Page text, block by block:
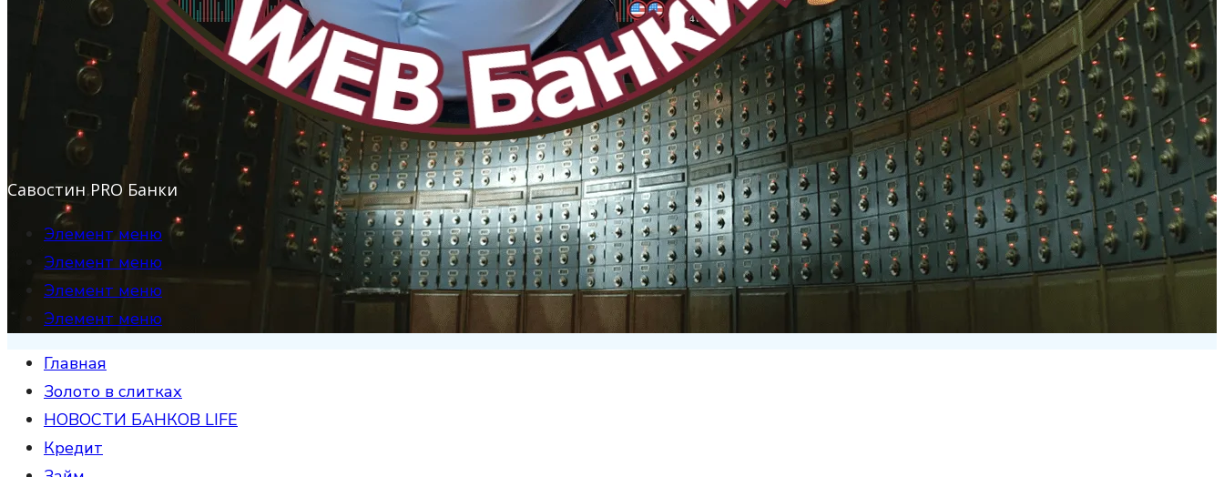
Савостин PRO Банки
Элемент меню
Элемент меню
Элемент меню
Элемент меню
Главная
Золото в слитках
НОВОСТИ БАНКОВ LIFE
Кредит